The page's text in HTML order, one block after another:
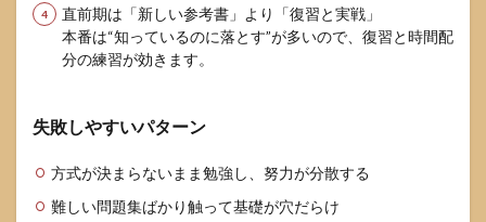
直前期は「新しい参考書」より「復習と実戦」
本番は“知っているのに落とす”が多いので、復習と時間配
分の練習が効きます。
失敗しやすいパターン
方式が決まらないまま勉強し、努力が分散する
難しい問題集ばかり触って基礎が穴だらけ